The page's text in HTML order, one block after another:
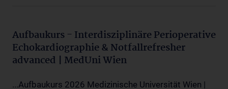
Aufbaukurs - Interdisziplinäre Perioperative
Echokardiographie & Notfallrefresher
advanced | MedUni Wien
...Aufbaukurs 2026 Medizinische Universität Wien |